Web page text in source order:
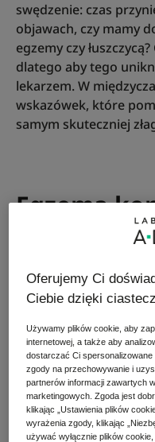
swędzenie: czas
objawach, czy mamy
egzemy czy
dlatego aby tego
lekarzem. W
wskazówek, które
samym skuteczniej
Egzema
Egzema kontaktowai
sam „niezaraźliwy”
odróżnić? Jeśli jest to
będą rozproszone
pęcherzykami i
czerwone plamy
i pokryte łuskami
Oferujemy Ci
Ciebie dzięki
Używamy plików cookie, aby
internetowej, a także aby
dostarczać Ci spersonalizowane
zgody na przechowywanie i
partnerów informacji zawartych
marketingowych. Zgoda jest
klikając „Ustawienia plików
wyrażenia zgody, klikając
używać wyłącznie plików